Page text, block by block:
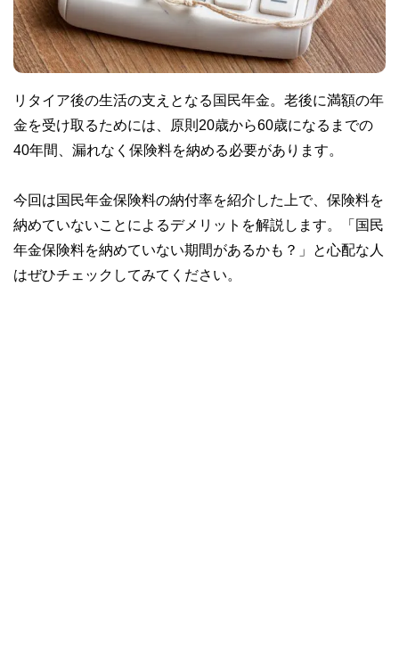
リタイア後の生活の支えとなる国民年金。老後に満額の年
金を受け取るためには、原則20歳から60歳になるまでの
40年間、漏れなく保険料を納める必要があります。
今回は国民年金保険料の納付率を紹介した上で、保険料を
納めていないことによるデメリットを解説します。「国民
年金保険料を納めていない期間があるかも？」と心配な人
はぜひチェックしてみてください。